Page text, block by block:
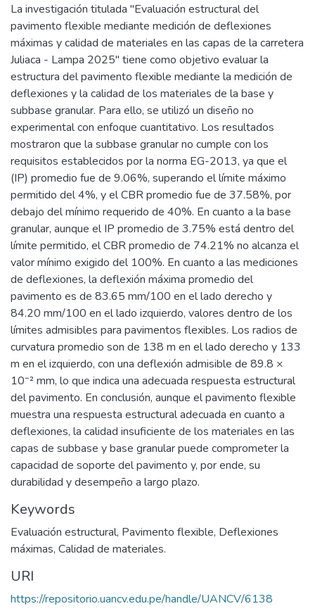
La investigación titulada "Evaluación estructural del
pavimento flexible mediante medición de deflexiones
máximas y calidad de materiales en las capas de la carretera
Juliaca - Lampa 2025" tiene como objetivo evaluar la
estructura del pavimento flexible mediante la medición de
deflexiones y la calidad de los materiales de la base y
subbase granular. Para ello, se utilizó un diseño no
experimental con enfoque cuantitativo. Los resultados
mostraron que la subbase granular no cumple con los
requisitos establecidos por la norma EG-2013, ya que el
(IP) promedio fue de 9.06%, superando el límite máximo
permitido del 4%, y el CBR promedio fue de 37.58%, por
debajo del mínimo requerido de 40%. En cuanto a la base
granular, aunque el IP promedio de 3.75% está dentro del
límite permitido, el CBR promedio de 74.21% no alcanza el
valor mínimo exigido del 100%. En cuanto a las mediciones
de deflexiones, la deflexión máxima promedio del
pavimento es de 83.65 mm/100 en el lado derecho y
84.20 mm/100 en el lado izquierdo, valores dentro de los
límites admisibles para pavimentos flexibles. Los radios de
curvatura promedio son de 138 m en el lado derecho y 133
m en el izquierdo, con una deflexión admisible de 89.8 ×
10⁻² mm, lo que indica una adecuada respuesta estructural
del pavimento. En conclusión, aunque el pavimento flexible
muestra una respuesta estructural adecuada en cuanto a
deflexiones, la calidad insuficiente de los materiales en las
capas de subbase y base granular puede comprometer la
capacidad de soporte del pavimento y, por ende, su
durabilidad y desempeño a largo plazo.
Keywords
Evaluación estructural, Pavimento flexible, Deflexiones
máximas, Calidad de materiales.
URI
https://repositorio.uancv.edu.pe/handle/UANCV/6138